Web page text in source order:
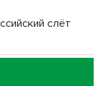
слёт